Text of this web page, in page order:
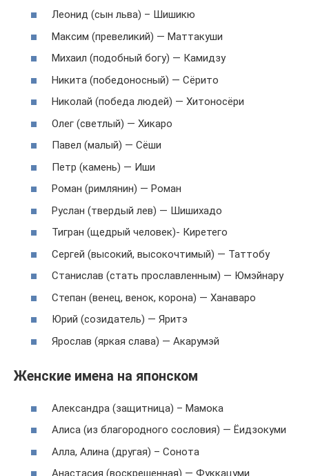
Леонид (сын льва) – Шишикю
Максим (превеликий) — Маттакуши
Михаил (подобный богу) — Камидзу
Никита (победоносный) — Сёрито
Николай (победа людей) — Хитоносёри
Олег (светлый) — Хикаро
Павел (малый) — Сёши
Петр (камень) — Иши
Роман (римлянин) — Роман
Руслан (твердый лев) — Шишихадо
Тигран (щедрый человек)- Киретего
Сергей (высокий, высокочтимый) — Таттобу
Станислав (стать прославленным) — Юмэйнару
Степан (венец, венок, корона) — Ханаваро
Юрий (созидатель) — Яритэ
Ярослав (яркая слава) — Акарумэй
Женские имена на японском
Александра (защитница) – Мамока
Алиса (из благородного сословия) — Ёидзокуми
Алла, Алина (другая) – Сонота
Анастасия (воскрешенная) — Фуккацуми